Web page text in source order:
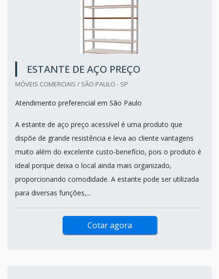
ESTANTE DE AÇO PREÇO
MÓVEIS COMERCIAIS / SÃO PAULO - SP
Atendimento preferencial em São Paulo
A estante de aço preço acessível é uma produto que
dispõe de grande resistência e leva ao cliente vantagens
muito além do excelente custo-benefício, pois o produto é
ideal porque deixa o local ainda mais organizado,
proporcionando comodidade. A estante pode ser utilizada
para diversas funções,...
Cotar agora